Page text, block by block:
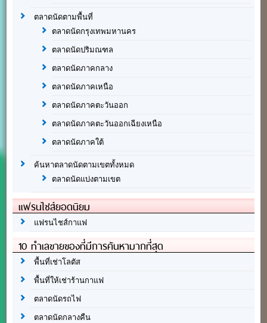
ตลาดนัดตามพื้นที่
ตลาดนัดกรุงเทพมหานคร
ตลาดนัดปริมณฑล
ตลาดนัดภาคกลาง
ตลาดนัดภาคเหนือ
ตลาดนัดภาคตะวันออก
ตลาดนัดภาคตะวันออกเฉียงเหนือ
ตลาดนัดภาคใต้
ค้นหาตลาดนัดตามเขตทั้งหมด
ตลาดนัดแบ่งตามเขต
แฟรนไชส์ยอดนิยม
แฟรนไชส์กาแฟ
10 ทำเลขายของที่มีการค้นหามากที่สุด
พื้นที่เช่าโลตัส
พื้นที่ให้เช่าร้านกาแฟ
ตลาดนัดรถไฟ
ตลาดนัดกลางคืน